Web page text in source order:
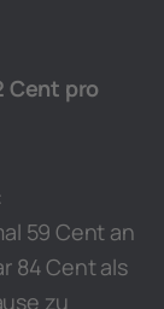
Cent pro
59 Cent an
84 Cent als
zu